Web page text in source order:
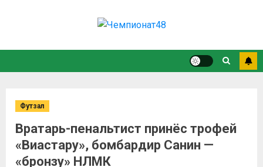
Футзал
Вратарь-пенальтист принёс трофей
«Виастару», бомбардир Санин —
«бронзу» НЛМК